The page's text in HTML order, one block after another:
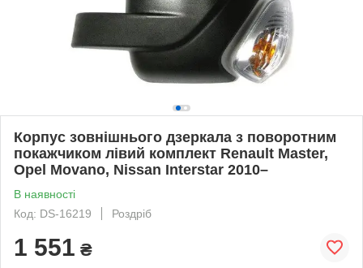
Корпус зовнішнього дзеркала з поворотним
покажчиком лівий комплект Renault Master,
Opel Movano, Nissan Interstar 2010–
В наявності
Код: DS-16219
Роздріб
1 551 ₴